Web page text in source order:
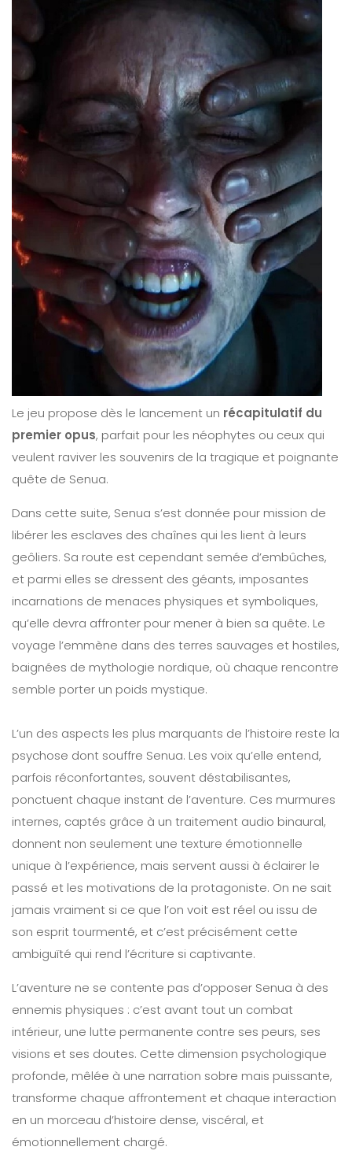
Le jeu propose dès le lancement un récapitulatif du
premier opus, parfait pour les néophytes ou ceux qui
veulent raviver les souvenirs de la tragique et poignante
quête de Senua.
Dans cette suite, Senua s’est donnée pour mission de
libérer les esclaves des chaînes qui les lient à leurs
geôliers. Sa route est cependant semée d’embûches,
et parmi elles se dressent des géants, imposantes
incarnations de menaces physiques et symboliques,
qu’elle devra affronter pour mener à bien sa quête. Le
voyage l’emmène dans des terres sauvages et hostiles,
baignées de mythologie nordique, où chaque rencontre
semble porter un poids mystique.
L’un des aspects les plus marquants de l’histoire reste la
psychose dont souffre Senua. Les voix qu’elle entend,
parfois réconfortantes, souvent déstabilisantes,
ponctuent chaque instant de l’aventure. Ces murmures
internes, captés grâce à un traitement audio binaural,
donnent non seulement une texture émotionnelle
unique à l’expérience, mais servent aussi à éclairer le
passé et les motivations de la protagoniste. On ne sait
jamais vraiment si ce que l’on voit est réel ou issu de
son esprit tourmenté, et c’est précisément cette
ambiguïté qui rend l’écriture si captivante.
L’aventure ne se contente pas d’opposer Senua à des
ennemis physiques : c’est avant tout un combat
intérieur, une lutte permanente contre ses peurs, ses
visions et ses doutes. Cette dimension psychologique
profonde, mêlée à une narration sobre mais puissante,
transforme chaque affrontement et chaque interaction
en un morceau d’histoire dense, viscéral, et
émotionnellement chargé.